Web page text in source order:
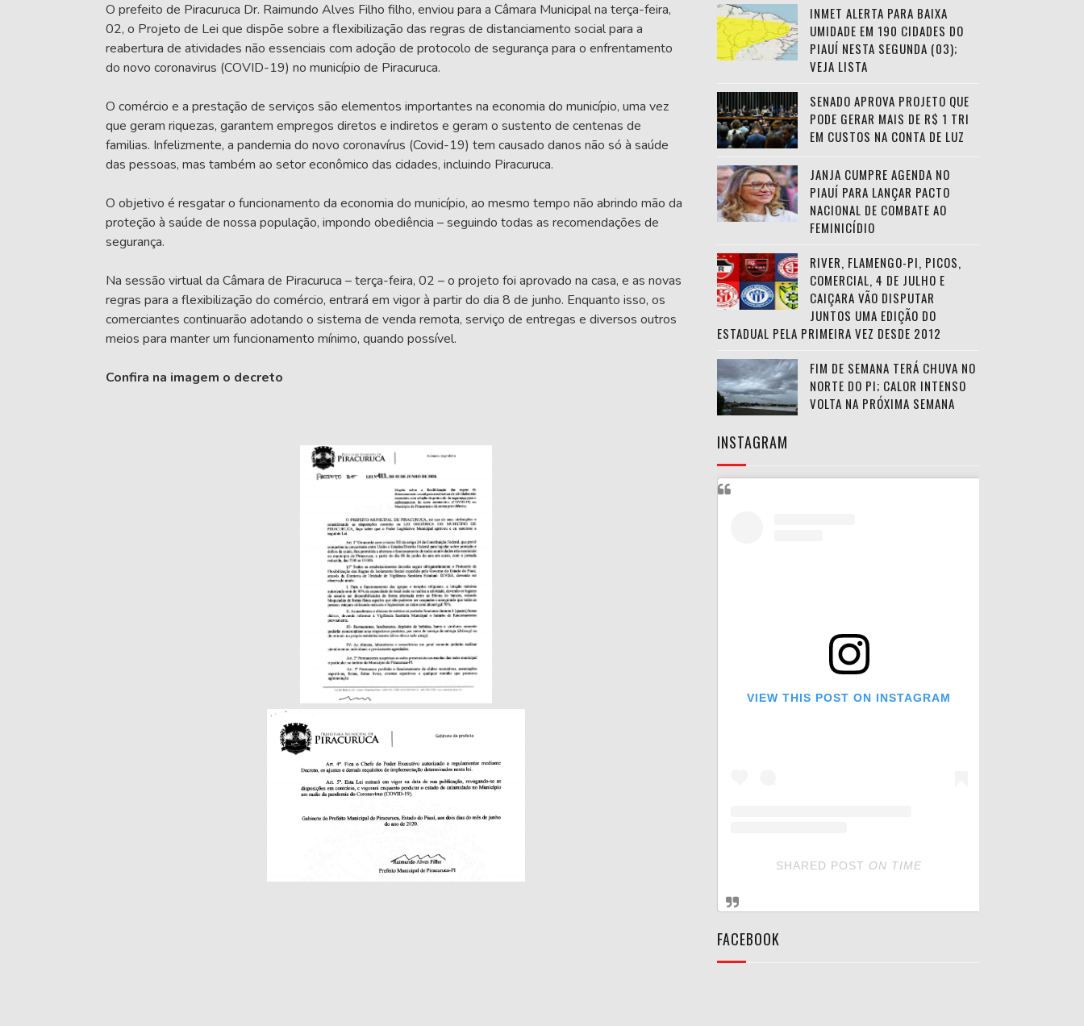
O prefeito de Piracuruca Dr. Raimundo Alves Filho filho, enviou para a Câmara Municipal na terça-feira,
02, o Projeto de Lei que dispõe sobre a flexibilização das regras de distanciamento social para a
reabertura de atividades não essenciais com adoção de protocolo de segurança para o enfrentamento
do novo coronavirus (COVID-19) no município de Piracuruca.
O comércio e a prestação de serviços são elementos importantes na economia do município, uma vez
que geram riquezas, garantem empregos diretos e indiretos e geram o sustento de centenas de
familias. Infelizmente, a pandemia do novo coronavírus (Covid-19) tem causado danos não só à saúde
das pessoas, mas também ao setor econômico das cidades, incluindo Piracuruca.
O objetivo é resgatar o funcionamento da economia do município, ao mesmo tempo não abrindo mão da
proteção à saúde de nossa população, impondo obediência – seguindo todas as recomendações de
segurança.
Na sessão virtual da Câmara de Piracuruca – terça-feira, 02 – o projeto foi aprovado na casa, e as novas
regras para a flexibilização do comércio, entrará em vigor à partir do dia 8 de junho. Enquanto isso, os
comerciantes continuarão adotando o sistema de venda remota, serviço de entregas e diversos outros
meios para manter um funcionamento mínimo, quando possível.
Confira na imagem o decreto
INMET ALERTA PARA BAIXA
UMIDADE EM 190 CIDADES DO
PIAUÍ NESTA SEGUNDA (03);
VEJA LISTA
SENADO APROVA PROJETO QUE
PODE GERAR MAIS DE R$ 1 TRI
EM CUSTOS NA CONTA DE LUZ
JANJA CUMPRE AGENDA NO
PIAUÍ PARA LANÇAR PACTO
NACIONAL DE COMBATE AO
FEMINICÍDIO
RIVER, FLAMENGO-PI, PICOS,
COMERCIAL, 4 DE JULHO E
CAIÇARA VÃO DISPUTAR
JUNTOS UMA EDIÇÃO DO
ESTADUAL PELA PRIMEIRA VEZ DESDE 2012
FIM DE SEMANA TERÁ CHUVA NO
NORTE DO PI; CALOR INTENSO
VOLTA NA PRÓXIMA SEMANA
INSTAGRAM
VIEW THIS POST ON INSTAGRAM
SHARED POST ON TIME
FACEBOOK